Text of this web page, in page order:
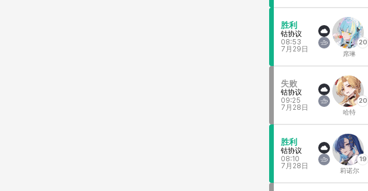
胜利
钴协议
08:53
7月29日
20
席琳
失败
钴协议
09:25
7月28日
20
哈特
胜利
钴协议
08:10
7月28日
19
莉诺尔